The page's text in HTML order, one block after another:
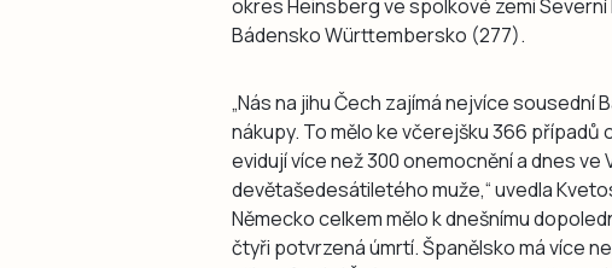
okres Heinsberg ve spolkové zemi
Bádensko Württembersko (277).
„Nás na jihu Čech zajímá nejvíce sousední
nákupy. To mělo ke včerejšku 366 případů
evidují více než 300 onemocnění a dnes ve
devětašedesátiletého muže,“ uvedla
Německo celkem mělo k dnešnímu
čtyři potvrzená úmrtí. Španělsko má více